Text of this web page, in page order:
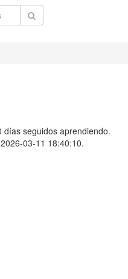
días seguidos aprendiendo.
03-11 18:40:10.